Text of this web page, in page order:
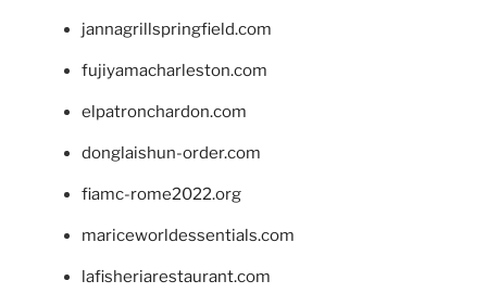
jannagrillspringfield.com
fujiyamacharleston.com
elpatronchardon.com
donglaishun-order.com
fiamc-rome2022.org
mariceworldessentials.com
lafisheriarestaurant.com